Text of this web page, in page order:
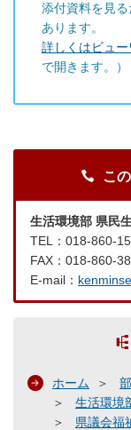
添付資料を見
あります。
詳しくはビュー
で開きます。）
こ
生活環境部 県民
TEL：018-860-
FAX：018-860-
E-mail：
ホーム
生活環境
県議会福